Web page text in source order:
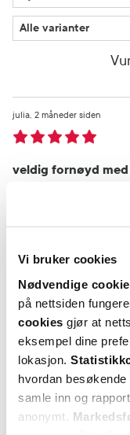
Vi bruker cookies
Nødvendige
på nettsiden
cookies gjør at
eksempel dine
lokasjon.
hvordan
samle inn og
anonymt.
veldig fornøyd
2 måneder siden
julia
0 0
flagg denne
Super fornøyd
2 måneder siden
Cornelia